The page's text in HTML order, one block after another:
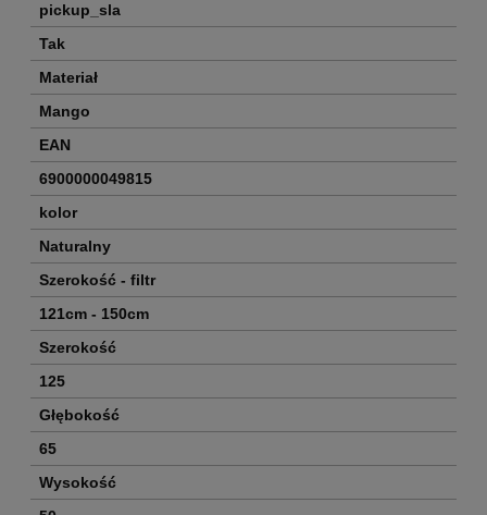
pickup_sla
Tak
Materiał
Mango
EAN
6900000049815
kolor
Naturalny
Szerokość - filtr
121cm - 150cm
Szerokość
125
Głębokość
65
Wysokość